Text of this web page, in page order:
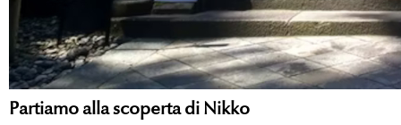
Partiamo alla scoperta di Nikko